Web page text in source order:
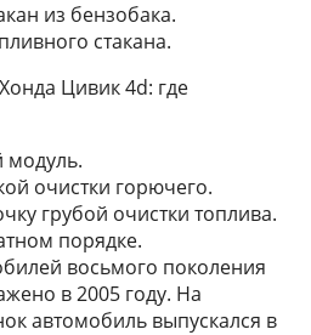
из бензобака.
стакана.
модуль.
очистки горючего.
грубой очистки топлива.
порядке.
восьмого поколения
в 2005 году. На
автомобиль выпускался в